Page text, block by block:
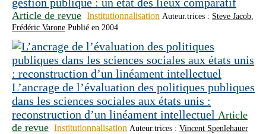
Article de revue Institutionnalisation Auteur.trices : Steve Jacob,
Frédéric Varone Publié en 2004
L’ancrage de l’évaluation des politiques publiques
dans les sciences sociales aux états unis :
reconstruction d’un linéament intellectuel Article
de revue Institutionnalisation Auteur.trices : Vincent Spenlehauer